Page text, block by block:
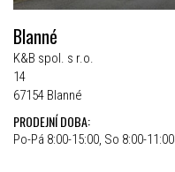
Blanné
K&B spol. s r.o.
14
67154 Blanné
PRODEJNÍ DOBA:
Po-Pá 8:00-15:00, So 8:00-11:00